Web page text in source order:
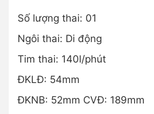
Số lượng thai: 01
Ngôi thai: Di động
Tim thai: 140l/phút
ĐKLĐ: 54mm
ĐKNB: 52mm CVĐ: 189mm